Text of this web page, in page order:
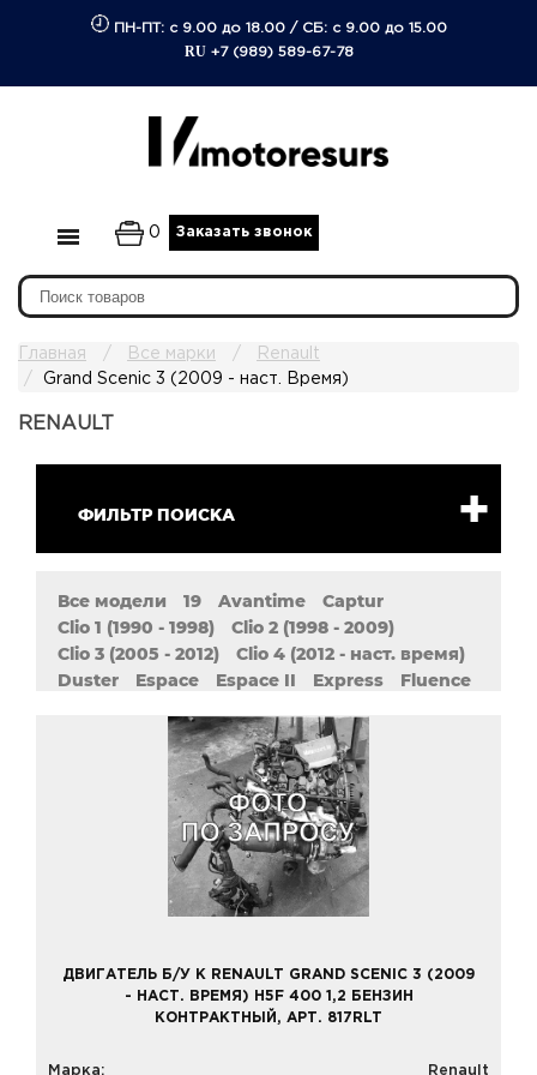
ПН-ПТ: с 9.00 до 18.00/ СБ: с 9.00 до 15.00
RU +7 (989) 589-67-78
0 Заказать звонок
Главная Все марки
Renault
Grand Scenic 3 (2009 - наст. Время)
RENAULT
ФИЛЬТР ПОИСКА
Все модели 19 Avantime
Captur
Clio 1 (1990 - 1998)
Clio 2 (1998 - 2009)
Clio 3 (2005 - 2012)
Clio 4 (2012 - наст. время)
Duster
Espace Espace II Express
Fluence
Grand Scenic 3 (2009 - наст. Время)
Kangoo 1 (1997 - 2009)
Kangoo 2 (2007 - наст. Время)
Koleos
Laguna 1 (1993 - 2002)
Laguna 2 (2001 - 2007)
Laguna 3 (2007 - наст. Время)
Latitude
Logan 1 (2004 - наст. Время)
Logan 2 (2013 - наст. Время)
Master
Megane 1 (1995 - 2008)
Megane 3 (2008 - наст. Время)
Modus
Pulse
Safrane 1 (1992 - 1997)
Safrane 2 (1996 - 2000)
Sandero 1 (2007 - 2014)
Scenic 1 (1999 - 2003)
Scenic 2 (2003 - 2009)
ДВИГАТЕЛЬ Б/У К RENAULT GRAND SCENIC 3 (2009
- НАСТ. ВРЕМЯ) H5F 400 1,2 БЕНЗИН
КОНТРАКТНЫЙ, АРТ. 817RLT
Марка:
Renault